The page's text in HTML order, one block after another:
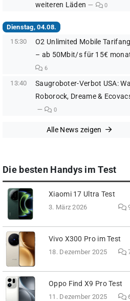
weiteren Läden
0
Dienstag, 04.08.
15:30
O2 Unlimited Mobile
– ab 50Mbit/s für 15€
6
13:40
Saugroboter-Verbot USA:
Roborock, Dreame &
0
Alle News zeigen
Die besten Handys im Test
Xiaomi 17 Ultra Test
3. März 2026
Vivo X300 Pro im Test
18. Dezember 2025
Oppo Find X9 Pro Test
11. Dezember 2025